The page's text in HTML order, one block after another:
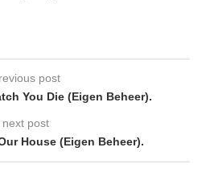
post
You Die (Eigen Beheer).
next post
House (Eigen Beheer).